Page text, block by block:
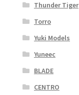
Thunder Tiger
Torro
Yuki Models
Yuneec
BLADE
CENTRO